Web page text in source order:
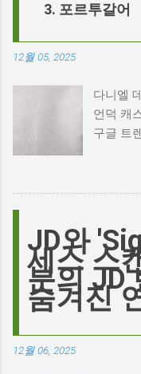
포르투갈어
12월 05, 2025
다니엘
언덕 캐
구글 트
이름이
요? 표
이 그
는 예술
끊임없
Plufow
리고 캐
JD와
세스 스
분의 JD
숨겨진
12월 06, 2025